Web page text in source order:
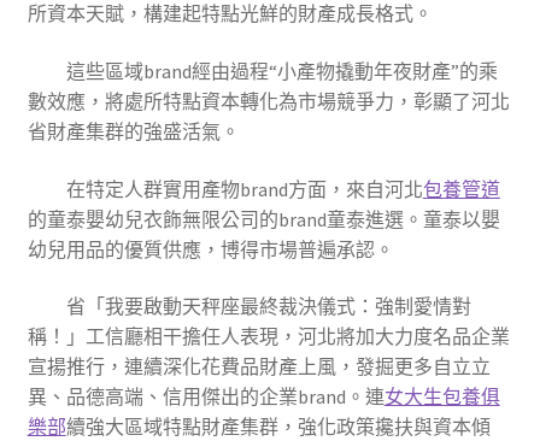
所資本天賦，構建起特點光鮮的財產成長格式。
這些區域brand經由過程“小產物撬動年夜財產”的乘
數效應，將處所特點資本轉化為市場競爭力，彰顯了河北
省財產集群的強盛活氣。
在特定人群實用產物brand方面，來自河北包養管道
的童泰嬰幼兒衣飾無限公司的brand童泰進選。童泰以嬰
幼兒用品的優質供應，博得市場普遍承認。
省「我要啟動天秤座最終裁決儀式：強制愛情對
稱！」工信廳相干擔任人表現，河北將加大力度名品企業
宣揚推行，連續深化花費品財產上風，發掘更多自立立
異、品德高端、信用傑出的企業brand。連女大生包養俱
樂部續強大區域特點財產集群，強化政策攙扶與資本傾